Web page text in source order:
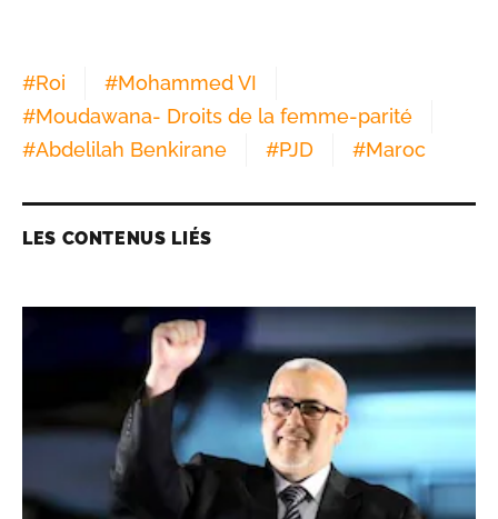
#Roi #Mohammed VI
#Moudawana- Droits de la femme-parité
#Abdelilah Benkirane #PJD #Maroc
LES CONTENUS LIÉS